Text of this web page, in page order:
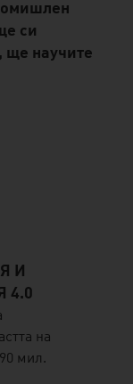
си
ще научите
И
4.0
на
мил.